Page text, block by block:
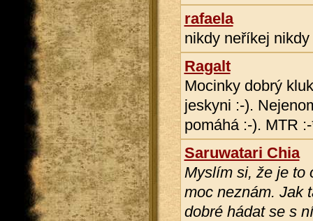
rafaela
nikdy neříkej
Ragalt
Mocinky dobrý
jeskyni :-).
pomáhá :-). MTR
Saruwatari Chia
Myslím si, že je to
moc neznám. Jak
dobré hádat se s